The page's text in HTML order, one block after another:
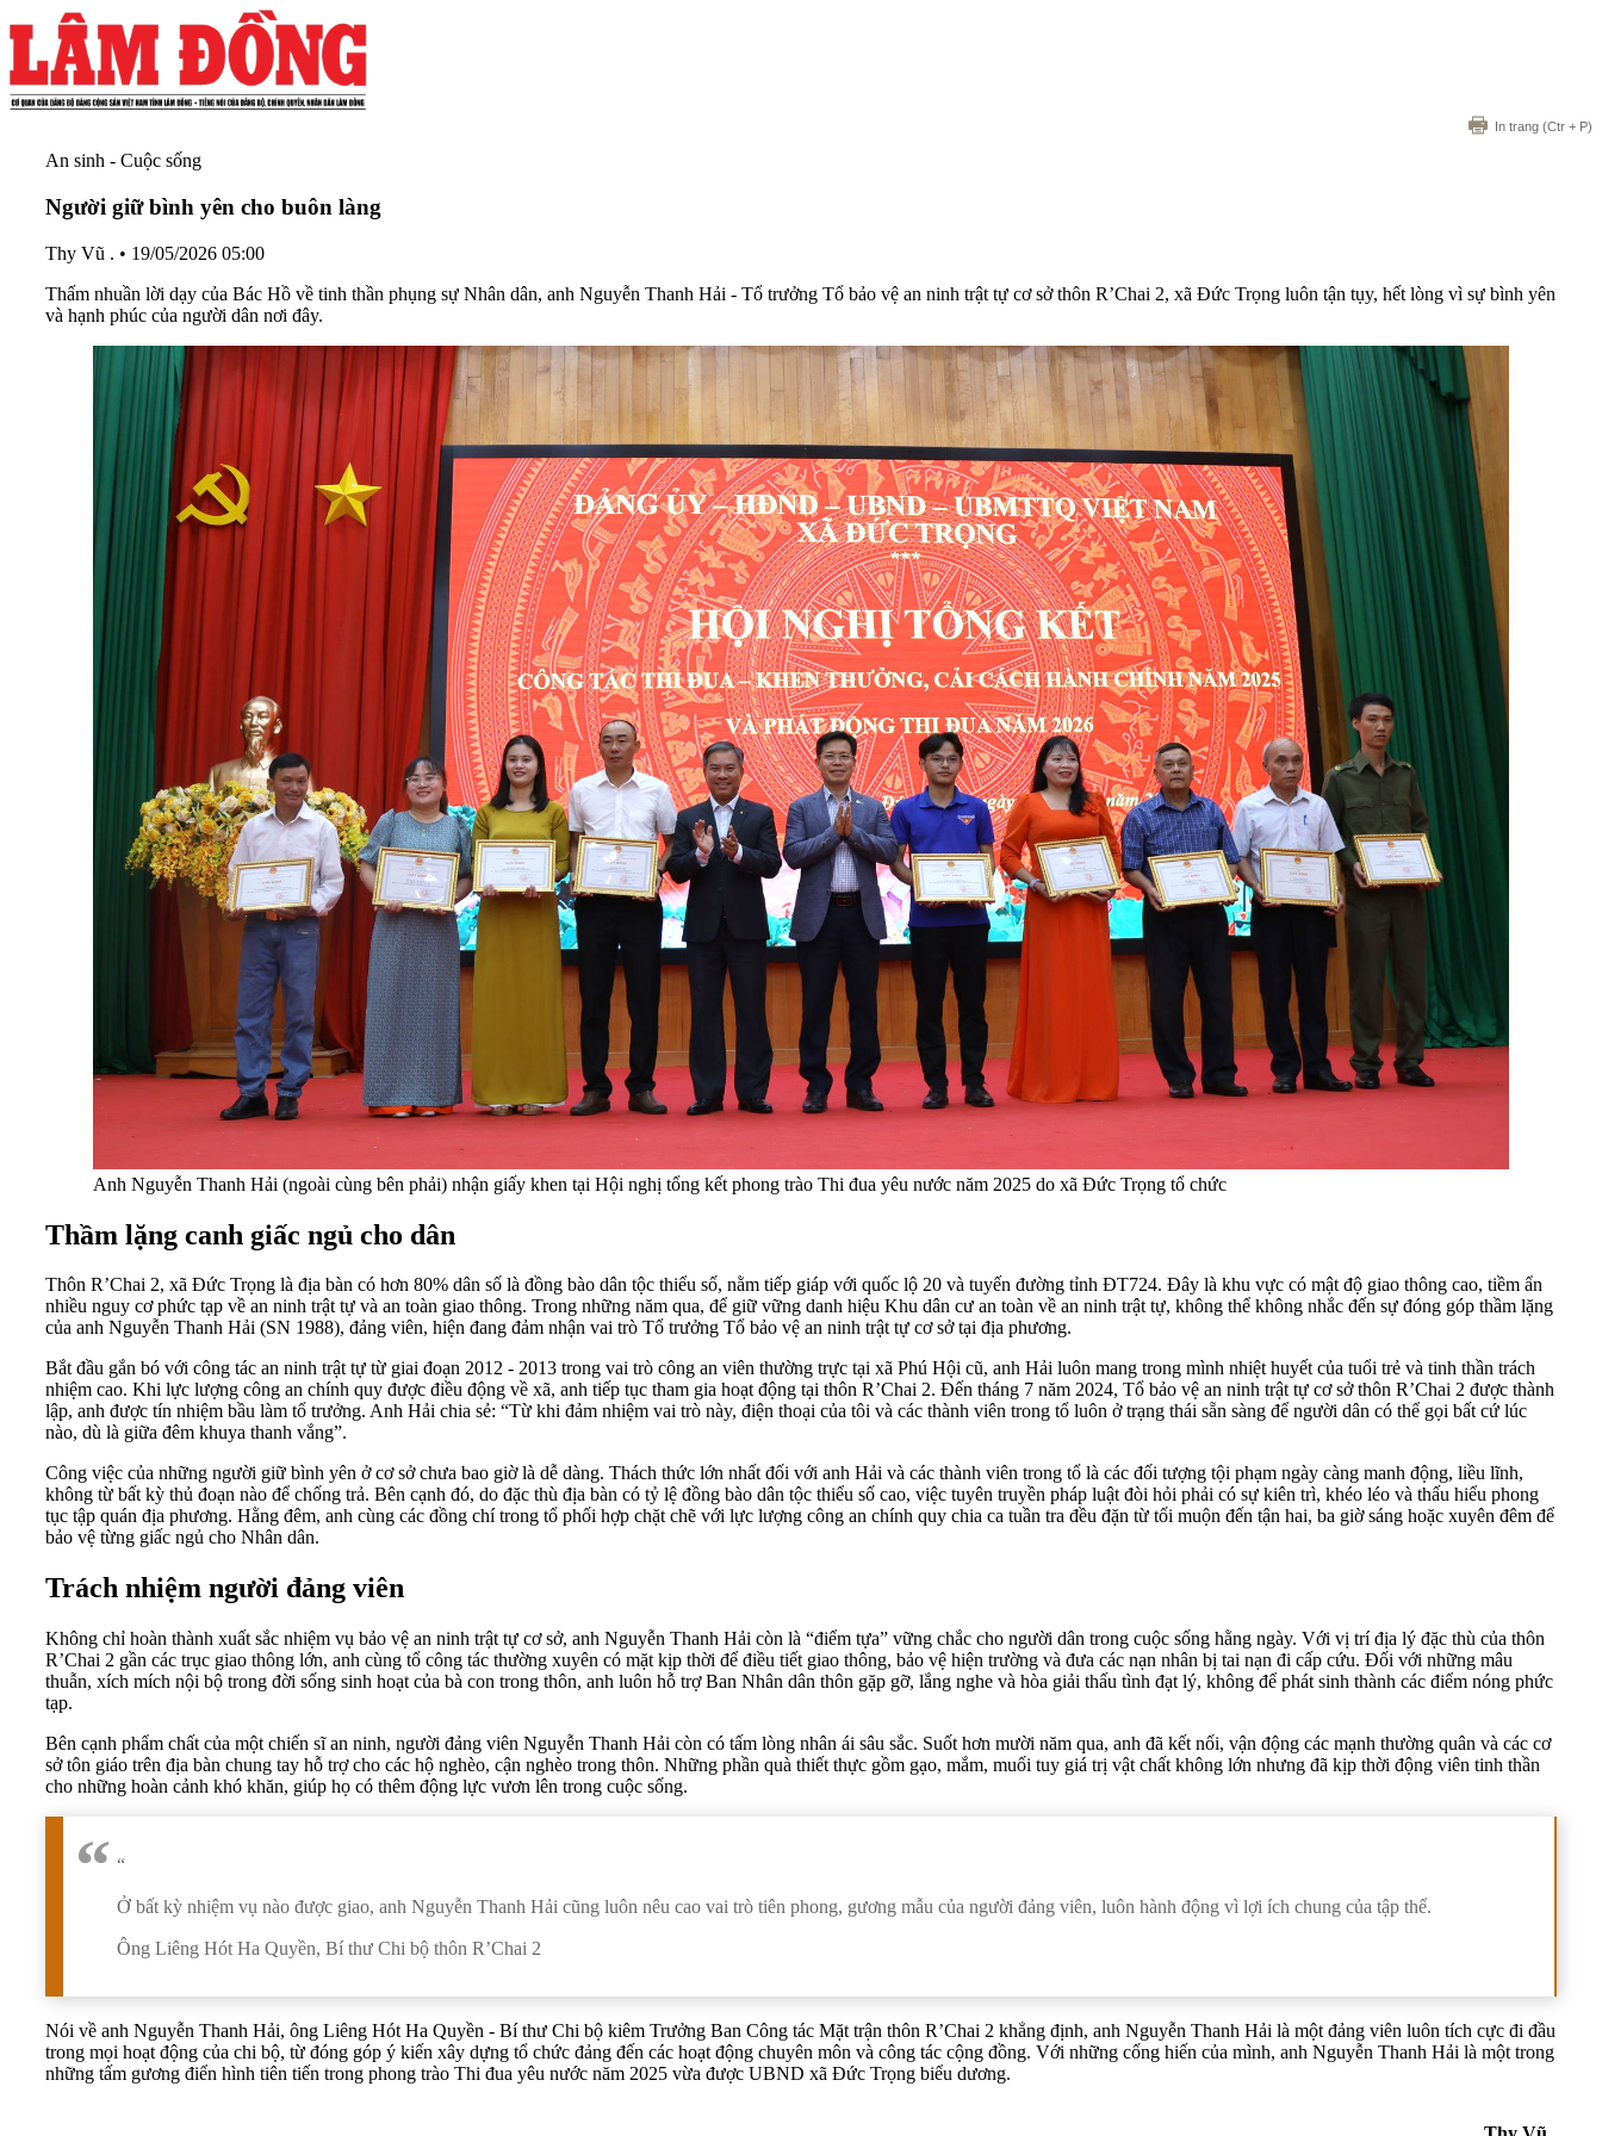
In trang (Ctr + P)
An sinh - Cuộc sống
Người giữ bình yên cho buôn làng
Thy Vũ . • 19/05/2026 05:00
Thấm nhuần lời dạy của Bác Hồ về tinh thần phụng sự Nhân dân, anh Nguyễn Thanh Hải - Tổ trưởng Tổ bảo vệ an ninh trật tự cơ sở thôn R’Chai 2, xã Đức Trọng luôn tận tụy, hết lòng vì sự bình yên
và hạnh phúc của người dân nơi đây.
Anh Nguyễn Thanh Hải (ngoài cùng bên phải) nhận giấy khen tại Hội nghị tổng kết phong trào Thi đua yêu nước năm 2025 do xã Đức Trọng tổ chức
Thầm lặng canh giấc ngủ cho dân
Thôn R’Chai 2, xã Đức Trọng là địa bàn có hơn 80% dân số là đồng bào dân tộc thiểu số, nằm tiếp giáp với quốc lộ 20 và tuyến đường tỉnh ĐT724. Đây là khu vực có mật độ giao thông cao, tiềm ẩn
nhiều nguy cơ phức tạp về an ninh trật tự và an toàn giao thông. Trong những năm qua, để giữ vững danh hiệu Khu dân cư an toàn về an ninh trật tự, không thể không nhắc đến sự đóng góp thầm lặng
của anh Nguyễn Thanh Hải (SN 1988), đảng viên, hiện đang đảm nhận vai trò Tổ trưởng Tổ bảo vệ an ninh trật tự cơ sở tại địa phương.
Bắt đầu gắn bó với công tác an ninh trật tự từ giai đoạn 2012 - 2013 trong vai trò công an viên thường trực tại xã Phú Hội cũ, anh Hải luôn mang trong mình nhiệt huyết của tuổi trẻ và tinh thần trách
nhiệm cao. Khi lực lượng công an chính quy được điều động về xã, anh tiếp tục tham gia hoạt động tại thôn R’Chai 2. Đến tháng 7 năm 2024, Tổ bảo vệ an ninh trật tự cơ sở thôn R’Chai 2 được thành
lập, anh được tín nhiệm bầu làm tổ trưởng. Anh Hải chia sẻ: “Từ khi đảm nhiệm vai trò này, điện thoại của tôi và các thành viên trong tổ luôn ở trạng thái sẵn sàng để người dân có thể gọi bất cứ lúc
nào, dù là giữa đêm khuya thanh vắng”.
Công việc của những người giữ bình yên ở cơ sở chưa bao giờ là dễ dàng. Thách thức lớn nhất đối với anh Hải và các thành viên trong tổ là các đối tượng tội phạm ngày càng manh động, liều lĩnh,
không từ bất kỳ thủ đoạn nào để chống trả. Bên cạnh đó, do đặc thù địa bàn có tỷ lệ đồng bào dân tộc thiểu số cao, việc tuyên truyền pháp luật đòi hỏi phải có sự kiên trì, khéo léo và thấu hiểu phong
tục tập quán địa phương. Hằng đêm, anh cùng các đồng chí trong tổ phối hợp chặt chẽ với lực lượng công an chính quy chia ca tuần tra đều đặn từ tối muộn đến tận hai, ba giờ sáng hoặc xuyên đêm để
bảo vệ từng giấc ngủ cho Nhân dân.
Trách nhiệm người đảng viên
Không chỉ hoàn thành xuất sắc nhiệm vụ bảo vệ an ninh trật tự cơ sở, anh Nguyễn Thanh Hải còn là “điểm tựa” vững chắc cho người dân trong cuộc sống hằng ngày. Với vị trí địa lý đặc thù của thôn
R’Chai 2 gần các trục giao thông lớn, anh cùng tổ công tác thường xuyên có mặt kịp thời để điều tiết giao thông, bảo vệ hiện trường và đưa các nạn nhân bị tai nạn đi cấp cứu. Đối với những mâu
thuẫn, xích mích nội bộ trong đời sống sinh hoạt của bà con trong thôn, anh luôn hỗ trợ Ban Nhân dân thôn gặp gỡ, lắng nghe và hòa giải thấu tình đạt lý, không để phát sinh thành các điểm nóng phức
tạp.
Bên cạnh phẩm chất của một chiến sĩ an ninh, người đảng viên Nguyễn Thanh Hải còn có tấm lòng nhân ái sâu sắc. Suốt hơn mười năm qua, anh đã kết nối, vận động các mạnh thường quân và các cơ
sở tôn giáo trên địa bàn chung tay hỗ trợ cho các hộ nghèo, cận nghèo trong thôn. Những phần quà thiết thực gồm gạo, mắm, muối tuy giá trị vật chất không lớn nhưng đã kịp thời động viên tinh thần
cho những hoàn cảnh khó khăn, giúp họ có thêm động lực vươn lên trong cuộc sống.
“
Ở bất kỳ nhiệm vụ nào được giao, anh Nguyễn Thanh Hải cũng luôn nêu cao vai trò tiên phong, gương mẫu của người đảng viên, luôn hành động vì lợi ích chung của tập thể.
Ông Liêng Hót Ha Quyền, Bí thư Chi bộ thôn R’Chai 2
Nói về anh Nguyễn Thanh Hải, ông Liêng Hót Ha Quyền - Bí thư Chi bộ kiêm Trưởng Ban Công tác Mặt trận thôn R’Chai 2 khẳng định, anh Nguyễn Thanh Hải là một đảng viên luôn tích cực đi đầu
trong mọi hoạt động của chi bộ, từ đóng góp ý kiến xây dựng tổ chức đảng đến các hoạt động chuyên môn và công tác cộng đồng. Với những cống hiến của mình, anh Nguyễn Thanh Hải là một trong
những tấm gương điển hình tiên tiến trong phong trào Thi đua yêu nước năm 2025 vừa được UBND xã Đức Trọng biểu dương.